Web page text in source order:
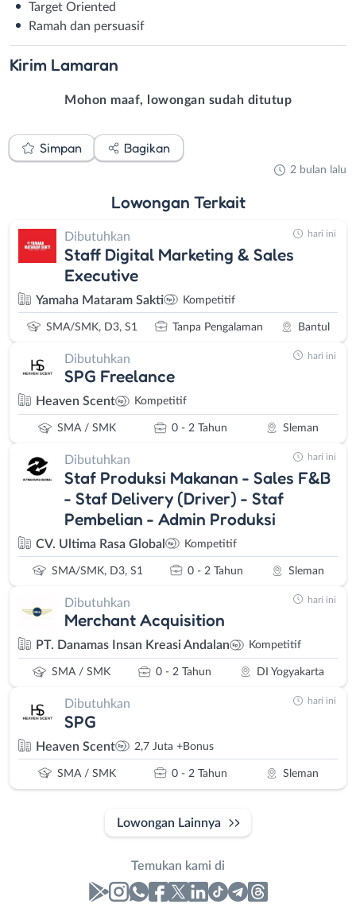
Target Oriented
Ramah dan persuasif
Kirim Lamaran
Mohon maaf, lowongan sudah ditutup
Simpan Bagikan
2 bulan lalu
Lowongan Terkait
Dibutuhkan
Staff Digital Marketing & Sales
Executive
Yamaha Mataram Sakti Kompetitif
SMA/SMK, D3, S1 Tanpa Pengalaman Bantul
hari ini
Dibutuhkan
SPG Freelance
Heaven Scent Kompetitif
SMA / SMK 0 - 2 Tahun Sleman
hari ini
Dibutuhkan
Staf Produksi Makanan - Sales F&B
- Staf Delivery (Driver) - Staf
Pembelian - Admin Produksi
CV. Ultima Rasa Global Kompetitif
SMA/SMK, D3, S1 0 - 2 Tahun Sleman
hari ini
Dibutuhkan
Merchant Acquisition
PT. Danamas Insan Kreasi Andalan Kompetitif
SMA / SMK 0 - 2 Tahun DI Yogyakarta
hari ini
Dibutuhkan
SPG
Heaven Scent 2,7 Juta +Bonus
SMA / SMK 0 - 2 Tahun Sleman
hari ini
Lowongan Lainnya
Temukan kami di